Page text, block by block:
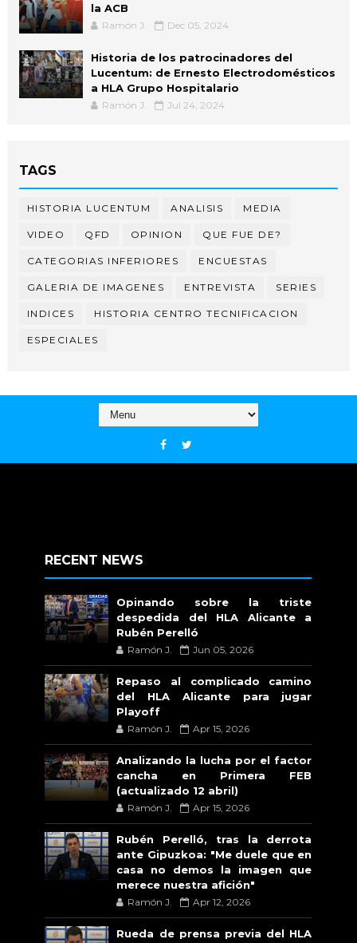
la ACB
Ramón J. Dec 05, 2024
Historia de los patrocinadores del
Lucentum: de Ernesto Electrodomésticos
a HLA Grupo Hospitalario
Ramón J. Jul 24, 2024
TAGS
HISTORIA LUCENTUM ANALISIS MEDIA
VIDEO QFD OPINION QUE FUE DE?
CATEGORIAS INFERIORES ENCUESTAS
GALERIA DE IMAGENES ENTREVISTA SERIES
INDICES HISTORIA CENTRO TECNIFICACION
ESPECIALES
RECENT NEWS
Opinando sobre la triste
despedida del HLA Alicante a
Rubén Perelló
Ramón J. Jun 05, 2026
Repaso al complicado camino
del HLA Alicante para jugar
Playoff
Ramón J. Apr 15, 2026
Analizando la lucha por el factor
cancha en Primera FEB
(actualizado 12 abril)
Ramón J. Apr 15, 2026
Rubén Perelló, tras la derrota
ante Gipuzkoa: "Me duele que en
casa no demos la imagen que
merece nuestra afición"
Ramón J. Apr 12, 2026
Rueda de prensa previa del HLA